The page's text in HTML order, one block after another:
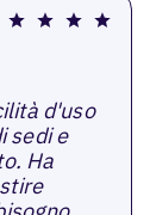
d'uso
sedi e
Ha